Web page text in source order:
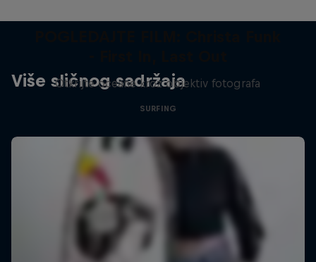
Više sličnog sadržaja
Otkrijte oceane kroz objektiv fotografa
SURFING